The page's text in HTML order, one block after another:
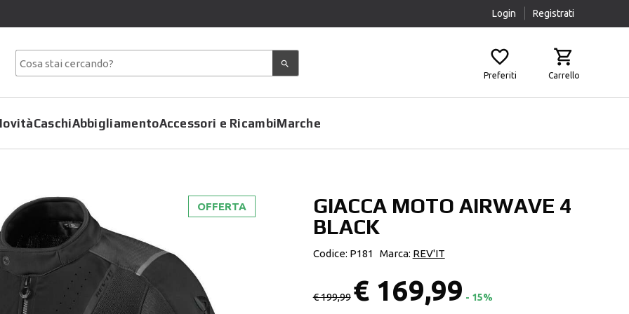
Login Registrati
Preferiti Carrello
Caschi
Prodotti Pulizia
Scaldacollo
Sottocasco
Abbigliamento
Copriscarpe
Giacche
Pantaloni
Airbag
Ginocchiere
Paraschiena
Protezioni Aggiuntive
Accessori e Ricambi
Coprimoto
Marche
OFFERTA
GIACCA MOTO AIRWAVE 4
BLACK
Codice: P181 Marca: REV'IT
€ 199,99 € 169,99 - 15%